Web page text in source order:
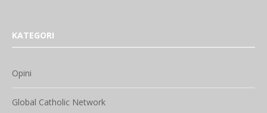
KATEGORI
Opini
Global Catholic Network